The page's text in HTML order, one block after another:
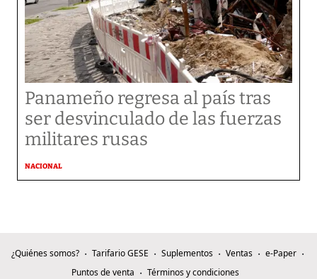
Panameño regresa al país tras
ser desvinculado de las fuerzas
militares rusas
NACIONAL
¿Quiénes somos? Tarifario GESE Suplementos Ventas
e-Paper
Puntos de venta
Términos y condiciones